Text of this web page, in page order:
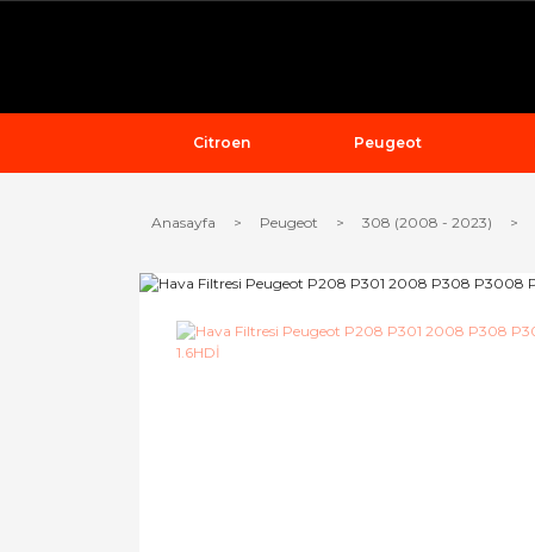
Citroen Peugeot
Anasayfa Peugeot 308 (2008 - 2023)